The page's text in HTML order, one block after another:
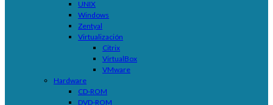
UNIX
Windows
Zentyal
Virtualización
Citrix
VirtualBox
VMware
Hardware
CD-ROM
DVD-ROM